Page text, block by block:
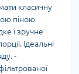
класичну
піною
і зручне
Ідеальні
-